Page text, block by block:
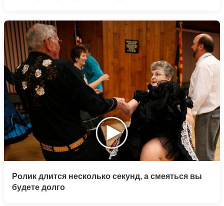
Ролик длится несколько секунд, а смеяться вы
будете долго